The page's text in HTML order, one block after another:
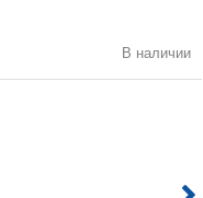
В наличии